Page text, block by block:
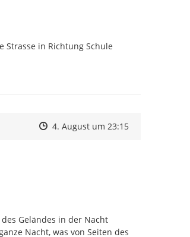
Strasse in Richtung Schule
Zeitpunkt des Erstellens
Zeitpunkt des Erstellens
4. August um 23:15Zur Äußerung
Geländes in der Nacht
Nacht, was von Seiten des